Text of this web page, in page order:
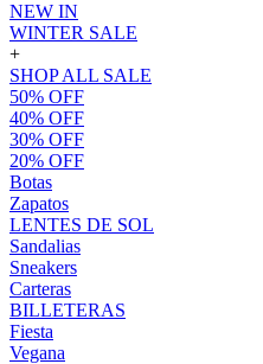
NEW IN
WINTER SALE
+
SHOP ALL SALE
50% OFF
40% OFF
30% OFF
20% OFF
Botas
Zapatos
LENTES DE SOL
Sandalias
Sneakers
Carteras
BILLETERAS
Fiesta
Vegana